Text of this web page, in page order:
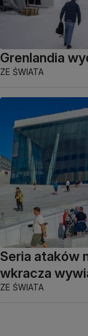
Grenlandia
ZE ŚWIATA
Seria ataków
wkracza
ZE ŚWIATA